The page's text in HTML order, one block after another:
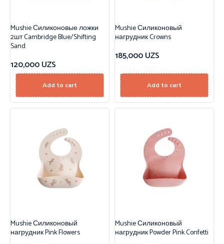
Mushie Силиконовые ложки
2шт Cambridge Blue/Shifting
Sand
120,000UZS
Add to cart
Mushie Силиконовый
нагрудник Crowns
185,000UZS
Add to cart
Mushie Силиконовый
нагрудник Pink Flowers
Mushie Силиконовый
нагрудник Powder Pink Confetti